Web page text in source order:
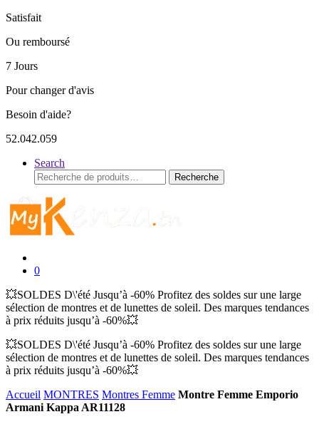
Satisfait
Ou remboursé
7 Jours
Pour changer d'avis
Besoin d'aide?
52.042.059
Search
Recherche
pour :
Recherche
0
💥SOLDES D\'été Jusqu’à -60% Profitez des soldes sur une large
sélection de montres et de lunettes de soleil. Des marques tendances
à prix réduits jusqu’à -60%💥
💥SOLDES D\'été Jusqu’à -60% Profitez des soldes sur une large
sélection de montres et de lunettes de soleil. Des marques tendances
à prix réduits jusqu’à -60%💥
Accueil MONTRES Montres Femme Montre Femme Emporio
Armani Kappa AR11128